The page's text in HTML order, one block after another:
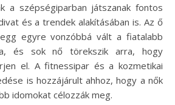
a szépségiparban játszanak fontos
és a trendek alakításában is. Az ő
egyre vonzóbbá vált a fiatalabb
és sok nő törekszik arra, hogy
el. A fitnessipar és a kozmetikai
is hozzájárult ahhoz, hogy a nők
idomokat célozzák meg.